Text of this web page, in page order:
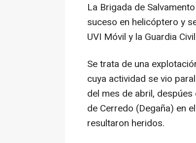
La Brigada de
suceso en helicóptero y
UVI Móvil y la Guardia
Se trata de una
cuya actividad se vio
del mes de abril,
de Cerredo (Degaña) en
resultaron heridos.